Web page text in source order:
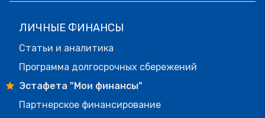
ЛИЧНЫЕ ФИНАНСЫ
Статьи и аналитика
Программа долгосрочных сбережений
Эстафета "Мои финансы"
Партнерское финансирование